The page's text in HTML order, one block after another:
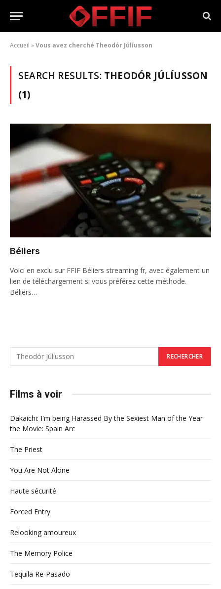
Accueil »Vous avez cherché Theodór Júlíusson
SEARCH RESULTS: THEODÓR JÚLÍUSSON
(1)
Béliers
Voici en exclu sur FFIF Béliers streaming fr, avec également un
lien de téléchargement si vous préférez cette méthode.
Béliers…
Films à voir
Dakaichi: I'm being Harassed By the Sexiest Man of the Year
the Movie: Spain Arc
The Priest
You Are Not Alone
Haute sécurité
Forced Entry
Relooking amoureux
The Memory Police
Tequila Re-Pasado